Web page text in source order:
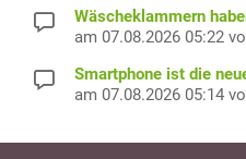
Wäscheklammern
am 07.08.2026 05:22
Smartphone ist die
am 07.08.2026 05:14